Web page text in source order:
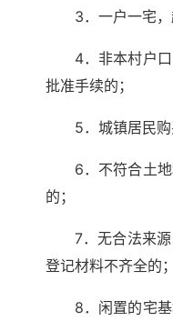
3．一户一宅，
4．非本村户
批准手续的；
5．城镇居民购
6．不符合土
的；
7．无合法来
登记材料不齐全的；
8．闲置的宅